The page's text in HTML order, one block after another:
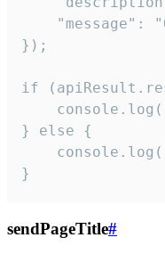
"message":
});
if
} else {
}
sendPageTitle#